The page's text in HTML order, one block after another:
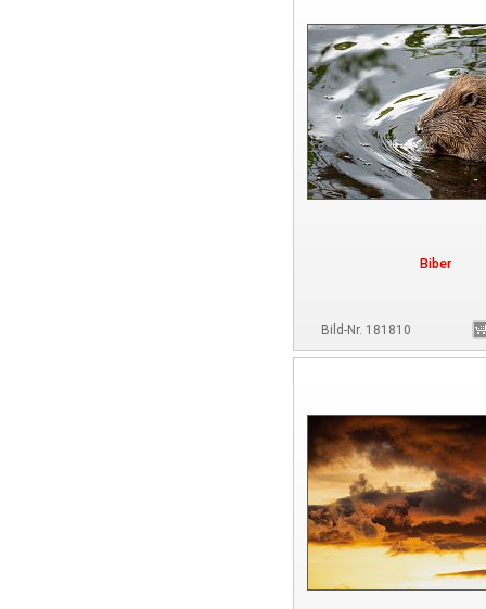
Biber
Bild-Nr. 181810